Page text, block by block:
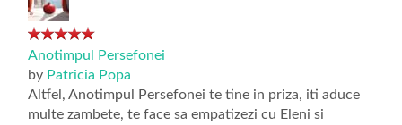
Anotimpul Persefonei
by Patricia Popa
Altfel, Anotimpul Persefonei te tine in priza, iti aduce
multe zambete, te face sa empatizezi cu Eleni si